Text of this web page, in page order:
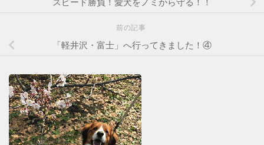
スピード勝負！愛犬をノミから守る！！
前の記事
「軽井沢・富士」へ行ってきました！④